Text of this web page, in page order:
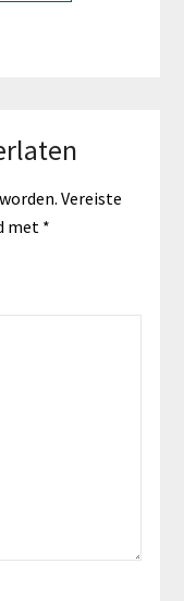
Vereiste
met *